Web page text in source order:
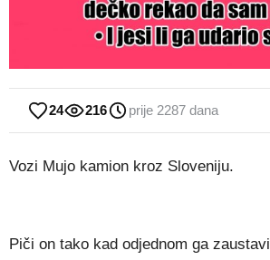
24 216 prije 2287 dana
Vozi Mujo kamion kroz Sloveniju.
Piči on tako kad odjednom ga